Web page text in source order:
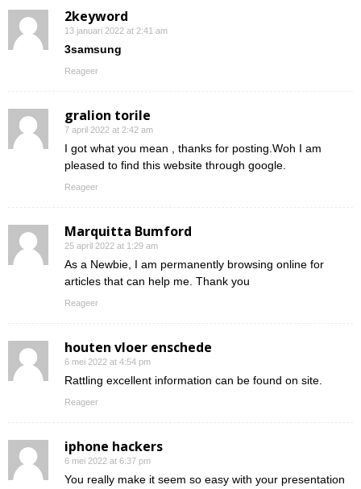
2keyword
13 januari 2022 at 2:41 am
3samsung
Reageer
gralion torile
7 april 2022 at 2:42 am
I got what you mean , thanks for posting.Woh I am
pleased to find this website through google.
Reageer
Marquitta Bumford
25 april 2022 at 1:29 am
As a Newbie, I am permanently browsing online for
articles that can help me. Thank you
Reageer
houten vloer enschede
6 mei 2022 at 4:54 pm
Rattling excellent information can be found on site.
Reageer
iphone hackers
6 mei 2022 at 6:37 pm
You really make it seem so easy with your presentation